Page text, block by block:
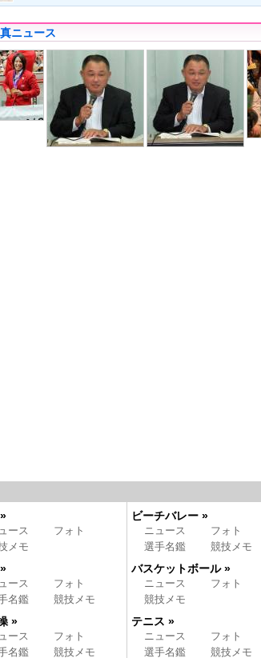
ニュース
ース
フォト
メモ
ース
フォト
名鑑
競技メモ
»
ース
フォト
名鑑
競技メモ
ビーチバレー »
ニュース
フォト
選手名鑑
競技メモ
バスケットボール »
ニュース
フォト
競技メモ
テニス »
ニュース
フォト
選手名鑑
競技メモ